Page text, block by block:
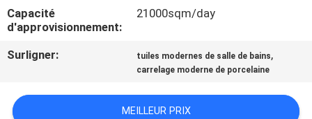
QUALITÉ
NOUS
CONTACTER
Capacité
d'approvisionnement:
21000sqm/day
Surligner: tuiles modernes de salle de bains,
carrelage moderne de porcelaine
MEILLEUR PRIX